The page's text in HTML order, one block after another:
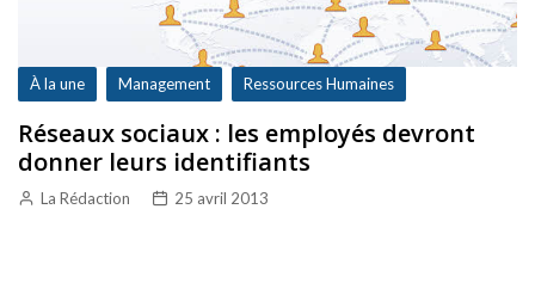
À la une Management Ressources Humaines
Réseaux sociaux : les employés devront
donner leurs identifiants
La Rédaction 25 avril 2013